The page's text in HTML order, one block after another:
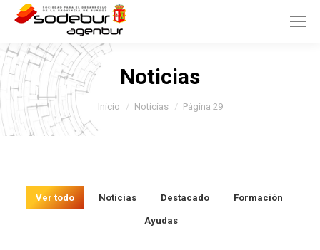
Noticias
Estás aquí: Inicio Noticias Página 29
Ver todo Noticias Destacado Formación
Ayudas